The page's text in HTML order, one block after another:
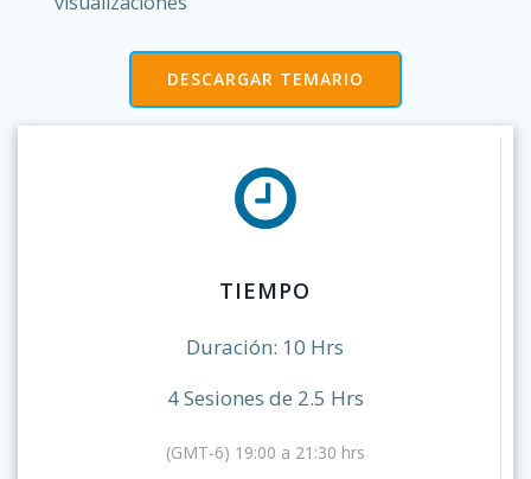
DESCARGAR TEMARIO
TIEMPO
Duración: 10 Hrs
4 Sesiones de 2.5 Hrs
(GMT-6) 19:00 a 21:30 hrs